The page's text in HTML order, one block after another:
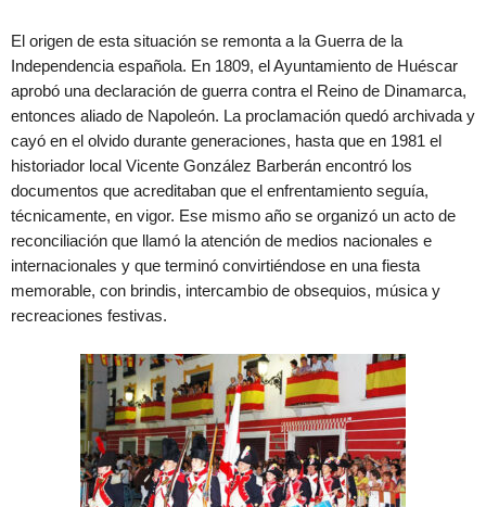
El origen de esta situación se remonta a la Guerra de la
Independencia española. En 1809, el Ayuntamiento de Huéscar
aprobó una declaración de guerra contra el Reino de Dinamarca,
entonces aliado de Napoleón. La proclamación quedó archivada y
cayó en el olvido durante generaciones, hasta que en 1981 el
historiador local Vicente González Barberán encontró los
documentos que acreditaban que el enfrentamiento seguía,
técnicamente, en vigor. Ese mismo año se organizó un acto de
reconciliación que llamó la atención de medios nacionales e
internacionales y que terminó convirtiéndose en una fiesta
memorable, con brindis, intercambio de obsequios, música y
recreaciones festivas.